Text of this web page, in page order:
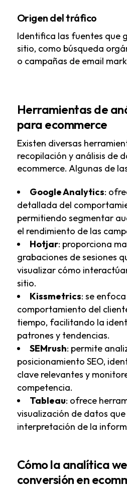
Origen del tráfico
Identifica las fuentes que
sitio, como búsqueda
o campañas de email
Herramientas de
para ecommerce
Existen diversas
recopilación y análisis de
ecommerce. Algunas de
Google Analytics:
detallada del
permitiendo segmentar
el rendimiento de las
Hotjar: proporciona
grabaciones de sesiones
visualizar cómo
sitio.
Kissmetrics: se
comportamiento del
tiempo, facilitando la
patrones y tendencias.
SEMrush: permite
posicionamiento SEO,
clave relevantes y
competencia.
Tableau: ofrece
visualización de datos
interpretación de la
Cómo la analítica
conversión en